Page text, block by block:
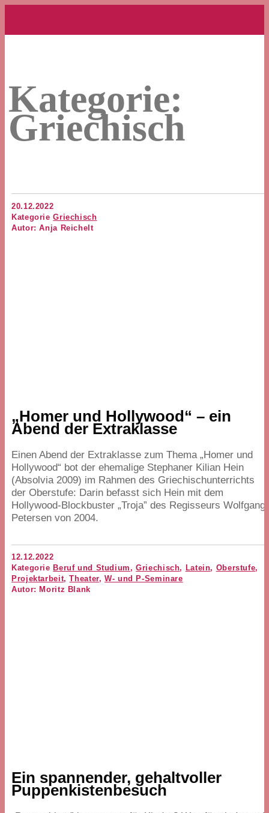
Kategorie:
Griechisch
20.12.2022
KategorieGriechisch
Autor: Anja Reichelt
„Homer und Hollywood“ – ein
Abend der Extraklasse
Einen Abend der Extraklasse zum Thema„Homer und
Hollywood“ bot der ehemalige Stephaner Kilian Hein
(Absolvia 2009) im Rahmen des Griechischunterrichts
der Oberstufe: Darin befasst sich Hein mit dem
Hollywood-Blockbuster„Troja” des Regisseurs Wolfgang
Petersen von 2004.
12.12.2022
Kategorie Beruf und Studium ,Griechisch, Latein, Oberstufe,
Projektarbeit,Theater,W- und P-Seminare
Autor: Moritz Blank
Ein spannender, gehaltvoller
Puppenkistenbesuch